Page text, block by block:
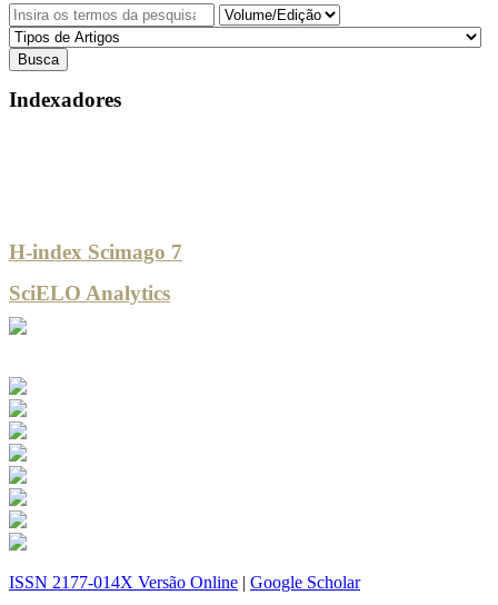
Indexadores
H-index Scimago 7
SciELO Analytics
ISSN 2177-014X Versão Online | Google Scholar